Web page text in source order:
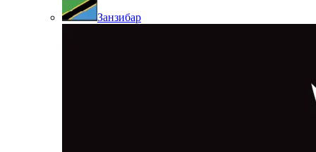
Занзибар